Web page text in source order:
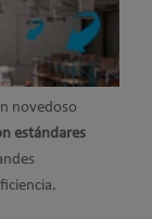
novedoso
estándares